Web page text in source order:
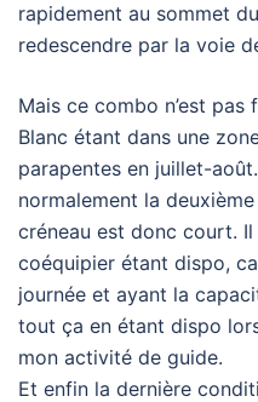
rapidement au sommet
redescendre par la voie
Mais ce combo n’est
Blanc étant dans une
parapentes en juillet-
normalement la
créneau est donc court.
coéquipier étant dispo,
journée et ayant la
tout ça en étant dispo
mon activité de guide.
Et enfin la dernière